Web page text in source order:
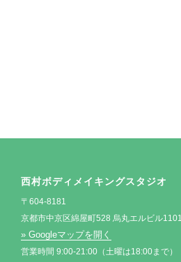
西村ボディメイキングスタジオ
〒604-8181
京都市中京区綿屋町528 烏丸エルビル1101
» Googleマップを開く
営業時間 9:00-21:00（土曜は18:00まで）